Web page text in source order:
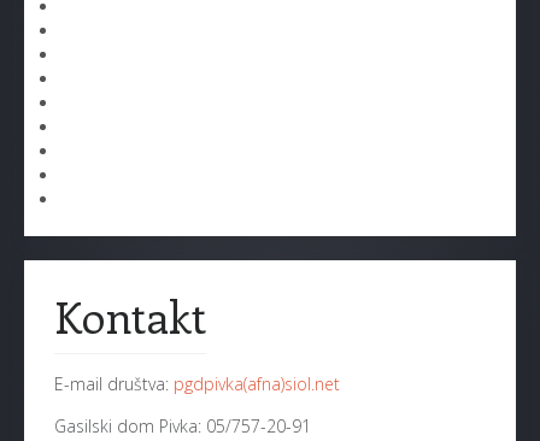
Kontakt
E-mail društva: pgdpivka(afna)siol.net
Gasilski dom Pivka: 05/757-20-91